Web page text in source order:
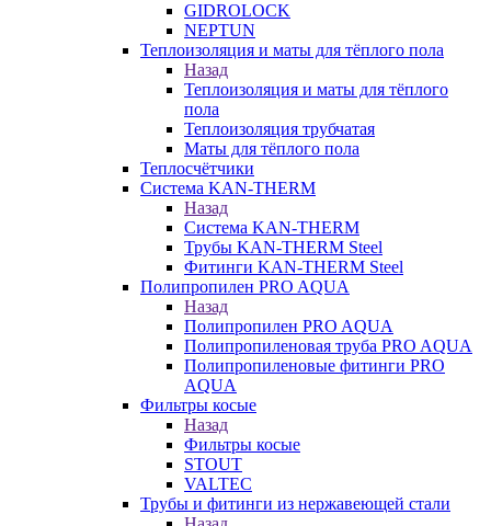
GIDROLOCK
NEPTUN
Теплоизоляция и маты для тёплого пола
Назад
Теплоизоляция и маты для тёплого
пола
Теплоизоляция трубчатая
Маты для тёплого пола
Теплосчётчики
Система KAN-THERM
Назад
Система KAN-THERM
Трубы KAN-THERM Steel
Фитинги KAN-THERM Steel
Полипропилен PRO AQUA
Назад
Полипропилен PRO AQUA
Полипропиленовая труба PRO AQUA
Полипропиленовые фитинги PRO
AQUA
Фильтры косые
Назад
Фильтры косые
STOUT
VALTEC
Трубы и фитинги из нержавеющей стали